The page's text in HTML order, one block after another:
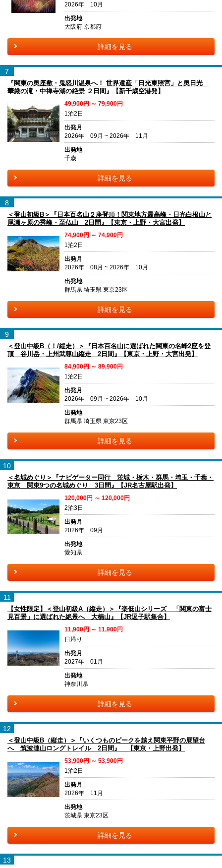
2026年 10月
出発地
大阪府 京都府
詳細を見る
7
『関東の奥座敷・鬼怒川温泉へ！ 世界遺産「日光東照宮」と奥日光
華厳の滝・中禅寺湖の絶景 ２日間』【新千歳空港発】
49,900円 ～ 79,900円
1泊2日
出発月
2026年 09月 ~ 2026年 11月
出発地
千歳
詳細を見る
8
＜登山初級B＞『日本百名山２座登頂！関東地方最高峰・日光白根山と
尾瀬ヶ原の秀峰・至仏山 2日間』【東京・上野・大宮出発】
74,900円 ～ 74,900円
1泊2日
出発月
2026年 08月 ~ 2026年 10月
出発地
群馬県 埼玉県 東京23区
詳細を見る
9
＜登山中級B（！/縦走）＞『日本百名山に選ばれた関東の名峰2座を登
頂 谷川岳・上州武尊山縦走 2日間』【東京・上野・大宮出発】
84,900円 ～ 89,900円
1泊2日
出発月
2026年 09月 ~ 2026年 10月
出発地
群馬県 埼玉県 東京23区
詳細を見る
10
＜名城めぐり＞『ナビゲーター同行 茨城・栃木・群馬・埼玉・千葉・
東京 関東9つの名城めぐり 3日間』【JR名古屋駅出発】
120,000円 ～ 120,000円
2泊3日
出発月
2026年 09月
出発地
愛知県
詳細を見る
11
【女性限定】＜登山初級A（縦走）＞『楽低山シリーズ 「関東の富士
見百景」に選ばれた絶景へ 大楠山』【JR逗子駅集合】
11,900円 ～ 11,900円
日帰り
出発月
2027年 01月
出発地
神奈川県
詳細を見る
12
＜登山中級B（縦走）＞『いくつものピークを越え関東平野の展望台
へ 筑波連山ロングトレイル 2日間』 【東京・上野出発】
53,900円 ～ 53,900円
1泊2日
出発月
2026年 11月
出発地
茨城県 東京23区
詳細を見る
13